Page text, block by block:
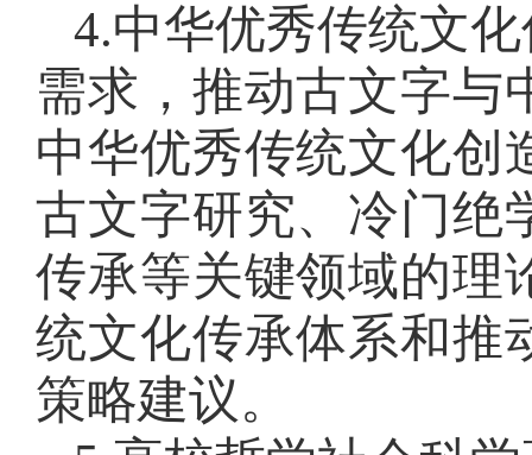
4.中华优秀传统文
需求，推动古文字与
中华优秀传统文化创
古文字研究、冷门绝
传承等关键领域的理
统文化传承体系和推
策略建议。